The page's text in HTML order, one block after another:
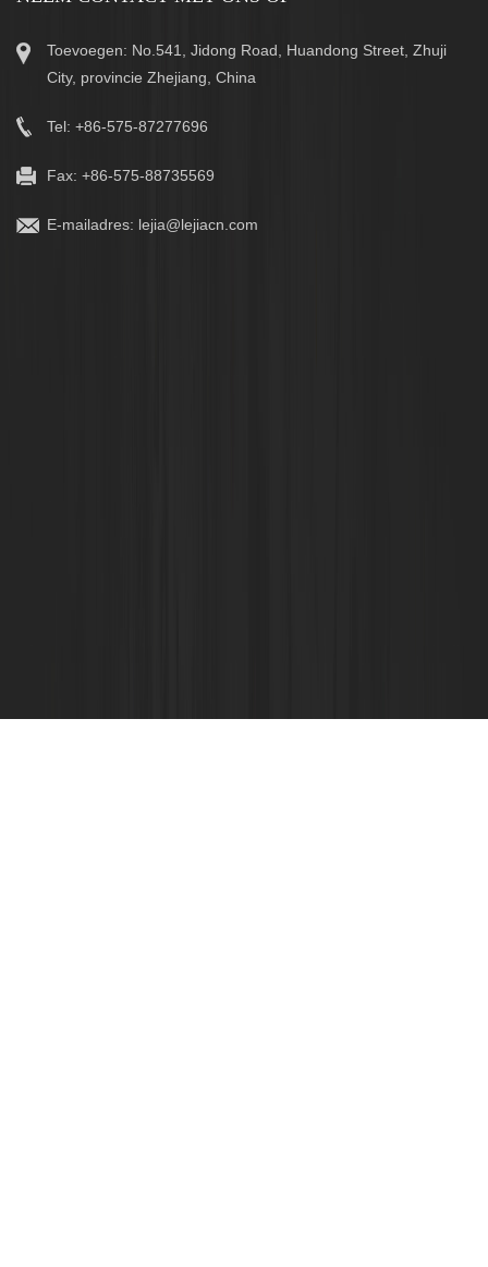
Toevoegen: No.541, Jidong Road, Huandong Street, Zhuji
City, provincie Zhejiang, China
Tel: +86-575-87277696
Fax: +86-575-88735569
E-mailadres: lejia@lejiacn.com